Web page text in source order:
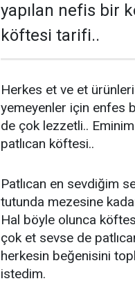
yapılan nefis bir
köftesi tarifi..
Herkes et ve et
yemeyenler için enfes
de çok lezzetli..
patlıcan köftesi..
Patlıcan en sevdiğim
tutunda mezesine
Hal böyle olunca
çok et sevse de
herkesin beğenisini
istedim.